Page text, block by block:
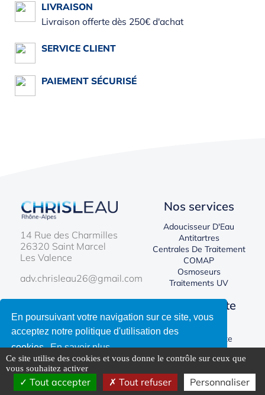
En poursuivant votre navigation sur ce site, vous
acceptez notre politique d'utilisation des
cookies.En savoir plus
Accepter
LIVRAISON
Livraison offerte dès 250€ d'achat
SERVICE CLIENT
PAIEMENT SÉCURISÉ
14 Rue des Charmilles
26320 Saint Marcel
Les Valence
adv.chrisleau26@gmail.com
Nos services
Adoucisseur D'Eau
Antitartres
Centrales De Traitement
COMAP
Osmoseurs
Traitements UV
Nous Contacter
Votre compte
Créer Un Compte
Copyright © CHRISLEAU - 2026 - Tous droits réservés |Mentions Légales| Politique de
Ce site utilise des cookies et vous donne le contrôle sur ceux que
vous souhaitez activer
Tout accepter Tout refuser Personnaliser